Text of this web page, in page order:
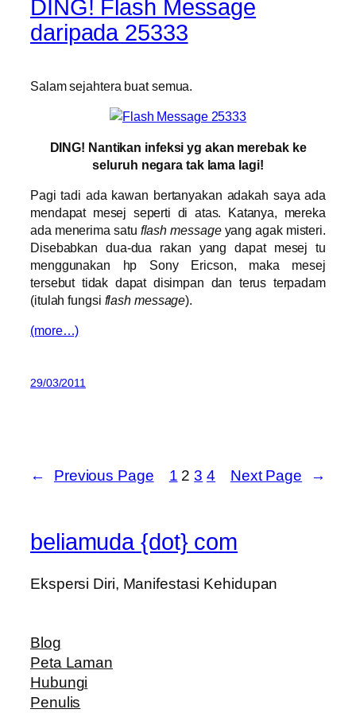
DING! Flash Message
daripada 25333
Salam sejahtera buat semua.
DING! Nantikan infeksi yg akan merebak ke
seluruh negara tak lama lagi!
Pagi tadi ada kawan bertanyakan adakah saya ada
mendapat mesej seperti di atas. Katanya, mereka
ada menerima satu flash messageyang agak misteri.
Disebabkan dua-dua rakan yang dapat mesej tu
menggunakan hp Sony Ericson, maka mesej
tersebut tidak dapat disimpan dan terus terpadam
(itulah fungsi flash message).
(more…)
29/03/2011
← Previous Page 1 2 3 4 Next Page →
beliamuda {dot} com
Ekspersi Diri, Manifestasi Kehidupan
Blog
Peta Laman
Hubungi
Penulis